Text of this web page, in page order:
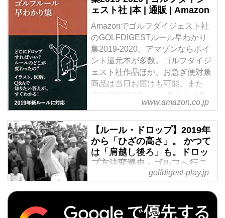
ーエリア内の変更点」についてで
ェスト社 |本 | 通販 | Amazon
Amazonでゴルフダイジェスト社
のGOLFDIGESTルール早わかり
集2019-2020。アマゾンならポイ
ント還元本が多数。ゴルフダイジ
ェスト社作品ほか、お急ぎ便対象
商品は当日お届けも可能。また
GOLFDIGESTルール早わかり集
2019-2020もアマゾン配送商品な
www.amazon.co.jp
【ルール・ドロップ】2019年
から「ひざの高さ」。 かつて
は「肩越し後ろ」も。ドロッ
プ方法変遷史 - ゴルフへ行こ
うWEB by ゴルフダイジェス
肩の高さからではなく、ひざの高
golfdigest-play.jp